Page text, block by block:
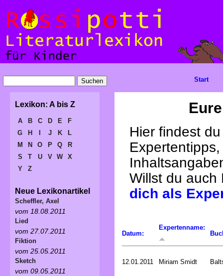
Hier findest
Willst du
dich als
Datum:
Expertenname:
12.01.2011 Miriam Smidt
Start
Lexikon: A bis Z
A B C D E
F
G
H J K
L
M
N O P Q
R
S
T U V W
X
Y
Z
Neue Lexikonartikel
Scheffler, Axel
vom 18.08.2011
Lied
vom 27.07.2011
Fiktion
vom 25.05.2011
Sketch
vom 09.05.2011